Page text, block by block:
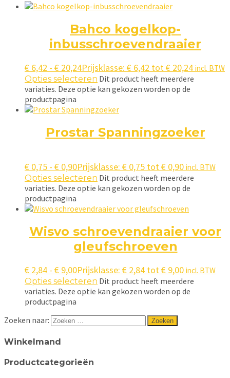
Bahco kogelkop-
inbusschroevendraaier
€ 6,42 - € 20,24Prijsklasse: € 6,42 tot € 20,24 incl. BTW
Opties selecteren Dit product heeft meerdere
variaties. Deze optie kan gekozen worden op de
productpagina
Prostar Spanningzoeker
€ 0,75 - € 0,90Prijsklasse: € 0,75 tot € 0,90 incl. BTW
Opties selecteren Dit product heeft meerdere
variaties. Deze optie kan gekozen worden op de
productpagina
Wisvo schroevendraaier voor
gleufschroeven
€ 2,84 - € 9,00Prijsklasse: € 2,84 tot € 9,00 incl. BTW
Opties selecteren Dit product heeft meerdere
variaties. Deze optie kan gekozen worden op de
productpagina
Zoeken naar:
Winkelmand
Productcategorieën